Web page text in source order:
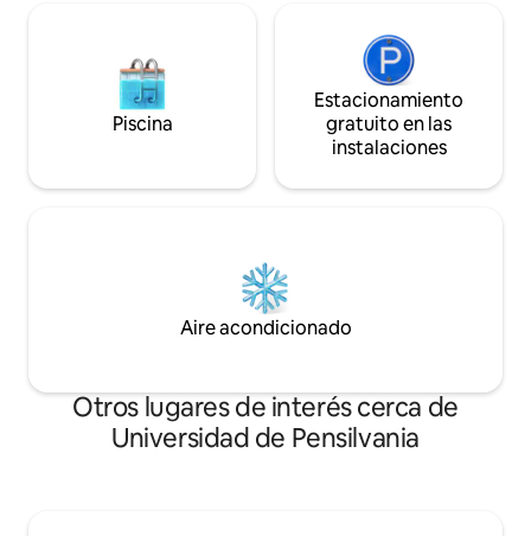
Piscina
Estacionamiento
gratuito en las
instalaciones
Aire acondicionado
Otros lugares de interés cerca de
Universidad de Pensilvania